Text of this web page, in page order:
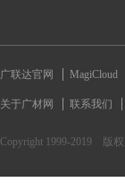
广联达官网 MagiCloud
关于广材网 联系我们
Copyright 1999-2019 版